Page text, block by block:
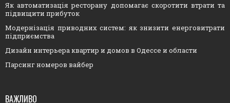
Як автоматизація ресторану допомагає скоротити втрати та
підвищити прибуток
Модернізація приводних систем: як знизити енерговитрати
підприємства
Дизайн интерьера квартир и домов в Одессе и области
Парсинг номеров вайбер
ВАЖЛИВО